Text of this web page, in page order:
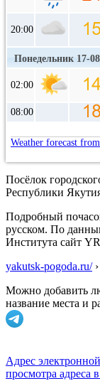
20:00
Понедельник 17-
02:00
08:00
Weather forecast
Посёлок
Республики
Подробный
русском. По
Института сайт
yakutsk-pogoda.ru/›
Можно добавить
название места и
Адрес
просмотра адреса